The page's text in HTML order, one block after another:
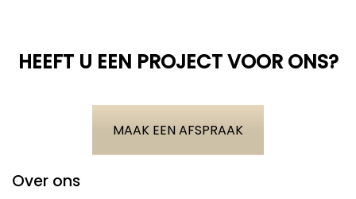
HEEFT U EEN PROJECT VOOR ONS?
MAAK EEN AFSPRAAK
Over ons